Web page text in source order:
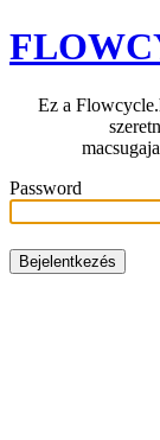
Ez a
Password